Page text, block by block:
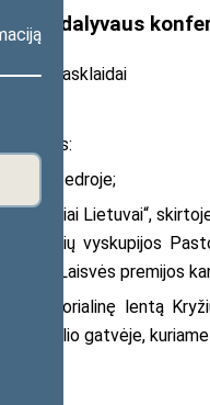
dalyvaus
žiniasklaidai
Katedroje;
Lietuvai“,
Šiaulių vyskupijos
Laisvės premijos
memorialinę lentą
Spindulio gatvėje,